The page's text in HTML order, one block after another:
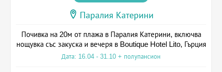
Паралия Катерини
Почивка на 20м от плажа в Паралия Катерини, включва
нощувка със закуска и вечеря в Boutique Hotel Lito, Гърция
Дата: 16.04 - 31.10 + полупансион